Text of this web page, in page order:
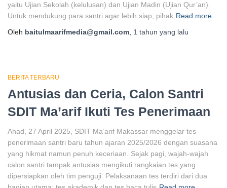
yaitu Ujian Sekolah (kelulusan) dan Ujian Madin (Ujian Qur’an).
Untuk mendukung para santri agar lebih siap, pihak Read more…
Oleh baitulmaarifmedia@gmail.com, 1 tahun yang lalu
BERITA TERBARU
Antusias dan Ceria, Calon Santri
SDIT Ma’arif Ikuti Tes Penerimaan
Ahad, 27 April 2025, SDIT Ma’arif Makassar menggelar tes
penerimaan santri baru tahun ajaran 2025/2026 dengan suasana
yang hikmat namun penuh keceriaan. Sejak pagi, wajah-wajah
calon santri tampak antusias mengikuti rangkaian tes yang
dipersiapkan oleh tim penguji. Pelaksanaan tes terdiri dari dua